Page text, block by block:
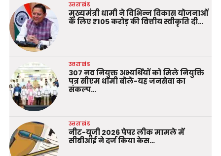
उत्तराखंड
मुख्यमंत्री धामी ने विभिन्न विकास योजनाओं
के लिए ₹105 करोड़ की वित्तीय स्वीकृति दी…
उत्तराखंड
307 नव नियुक्त अभ्यर्थियों को मिले नियुक्ति
पत्र सीएम धामी बोले-यह जनसेवा का
संकल्प…
उत्तराखंड
नीट-यूजी 2026 पेपर लीक मामले में
सीबीआई ने दर्ज किया केस…